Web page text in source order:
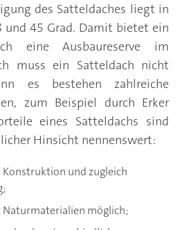
des Satteldaches liegt in
und 45 Grad. Damit bietet ein
eine Ausbaureserve im
muss ein Satteldach nicht
es bestehen zahlreiche
zum Beispiel durch Erker
eines Satteldachs sind
Hinsicht nennenswert:
und zugleich
Naturmaterialien möglich;